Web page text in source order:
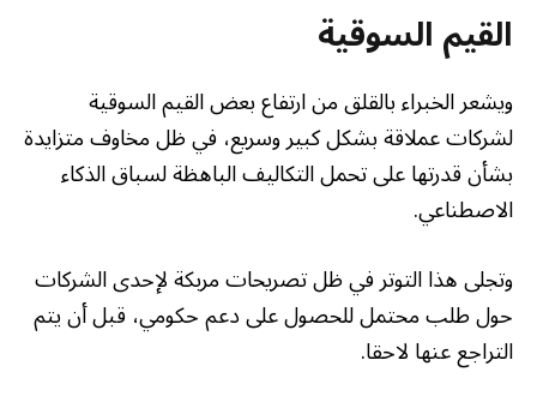
القيم السوقية
ويشعر الخبراء بالقلق من ارتفاع بعض القيم السوقية
لشركات عملاقة بشكل كبير وسريع، في ظل مخاوف متزايدة
بشأن قدرتها على تحمل التكاليف الباهظة لسباق الذكاء
الاصطناعي.
وتجلى هذا التوتر في ظل تصريحات مربكة لإحدى الشركات
حول طلب محتمل للحصول على دعم حكومي، قبل أن يتم
التراجع عنها لاحقا.